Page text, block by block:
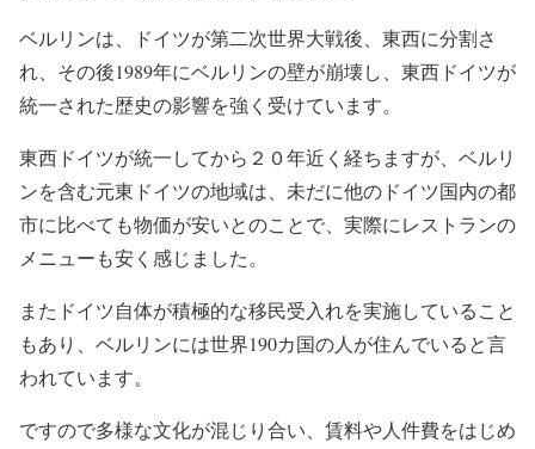
ベルリンは、ドイツが第二次世界大戦後、東西に分割さ
れ、その後1989年にベルリンの壁が崩壊し、東西ドイツが
統一された歴史の影響を強く受けています。
東西ドイツが統一してから２０年近く経ちますが、ベルリ
ンを含む元東ドイツの地域は、未だに他のドイツ国内の都
市に比べても物価が安いとのことで、実際にレストランの
メニューも安く感じました。
またドイツ自体が積極的な移民受入れを実施していること
もあり、ベルリンには世界190カ国の人が住んでいると言
われています。
ですので多様な文化が混じり合い、賃料や人件費をはじめ